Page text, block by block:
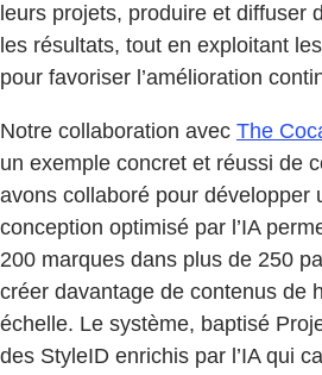
leurs projets, produire et diffuser
les résultats, tout en exploitant
pour favoriser l’amélioration
Notre collaboration avec The
un exemple concret et réussi de
avons collaboré pour développer
conception optimisé par l’IA
200 marques dans plus de 250
créer davantage de contenus de
échelle. Le système, baptisé
des StyleID enrichis par l’IA qui